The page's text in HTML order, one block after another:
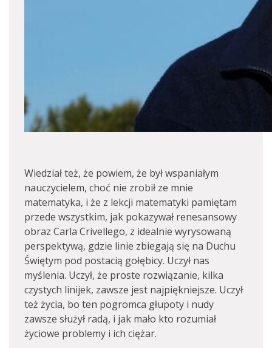
Wiedział też, że powiem, że był wspaniałym
nauczycielem, choć nie zrobił ze mnie
matematyka, i że z lekcji matematyki pamiętam
przede wszystkim, jak pokazywał renesansowy
obraz Carla Crivellego, z idealnie wyrysowaną
perspektywą, gdzie linie zbiegają się na Duchu
Świętym pod postacią gołębicy. Uczył nas
myślenia. Uczył, że proste rozwiązanie, kilka
czystych linijek, zawsze jest najpiękniejsze. Uczył
też życia, bo ten pogromca głupoty i nudy
zawsze służył radą, i jak mało kto rozumiał
życiowe problemy i ich ciężar.